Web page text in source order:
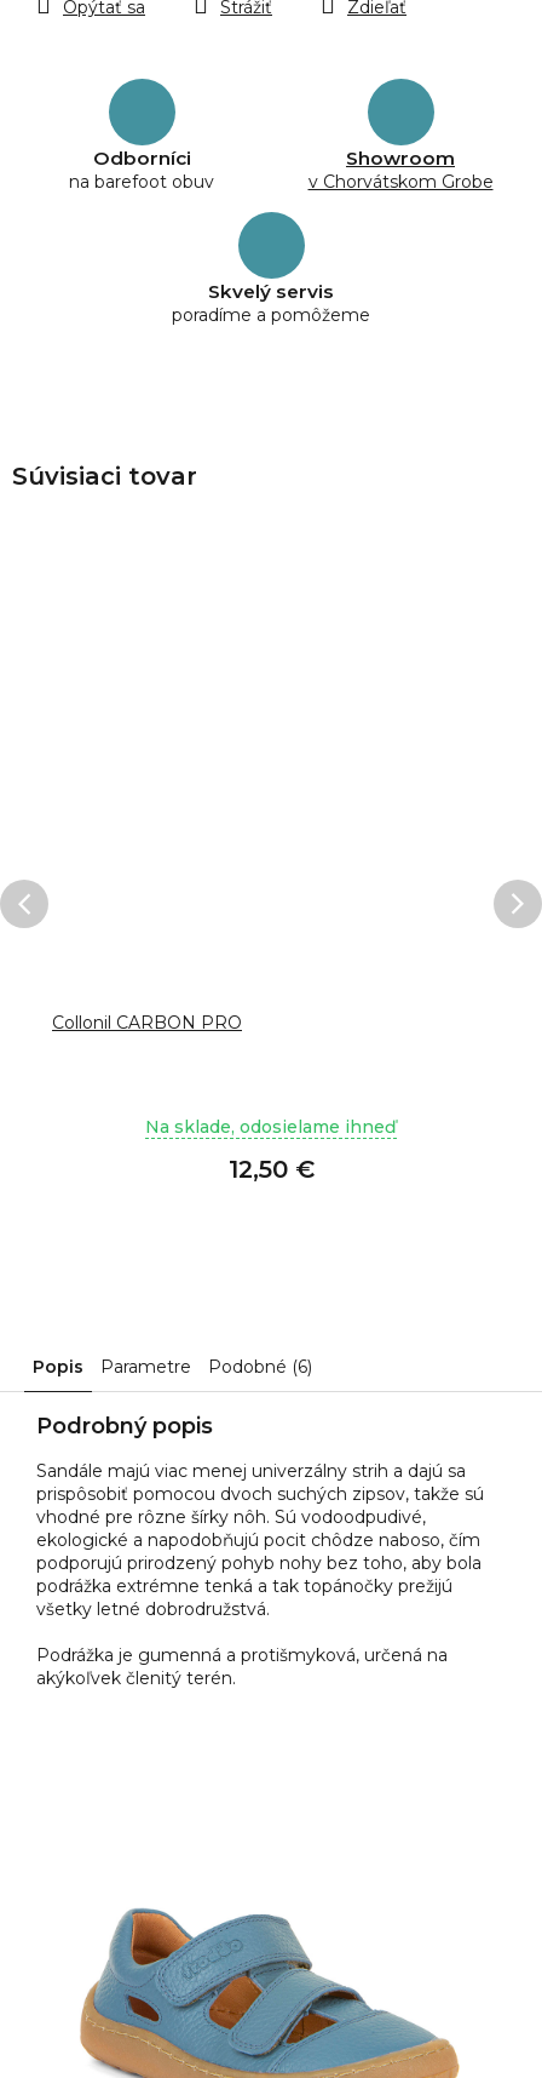
Odborníci
na barefoot obuv
Showroom
v Chorvátskom Grobe
Skvelý servis
poradíme a pomôžeme
Opýtať sa Strážiť Zdieľať
Súvisiaci tovar
Collonil CARBON PRO
Na sklade, odosielame ihneď
12,50 €
Popis Parametre Podobné (6)
Podrobný popis
Sandále majú viac menej univerzálny strih a dajú sa
prispôsobiť pomocou dvoch suchých zipsov, takže sú
vhodné pre rôzne šírky nôh. Sú vodoodpudivé,
ekologické a napodobňujú pocit chôdze naboso, čím
podporujú prirodzený pohyb nohy bez toho, aby bola
podrážka extrémne tenká a tak topánočky prežijú
všetky letné dobrodružstvá.
Podrážka je gumenná a protišmyková, určená na
akýkoľvek členitý terén.